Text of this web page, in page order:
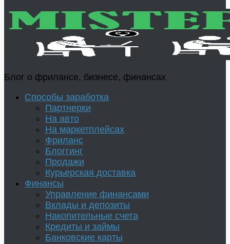
Блог о фрилансе, бизнесе, финансах
Способы заработка
Партнерки
На авто
На маркетплейсах
Фриланс
Блоггинг
Продажи
Курьерская доставка
Финансы
Управление финансами
Вклады и депозиты
Накопительные счета
Кредиты и займы
Банковские карты